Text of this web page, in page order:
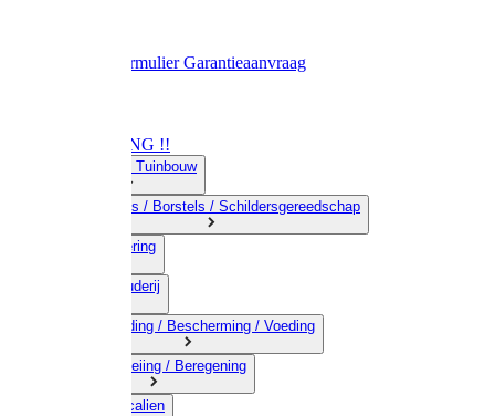
RetourformulierGarantieaanvraag
OPRUIMING !!
01) Land-& Tuinbouw
02) Bezems / Borstels / Schildersgereedschap
03) Afrastering
04) Veehouderij
05) Bestrijding / Bescherming / Voeding
06) Besproeiing / Beregening
07) Chemicalien